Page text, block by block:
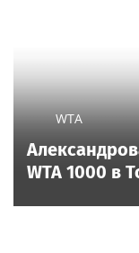
WTA
WTA 1000 в